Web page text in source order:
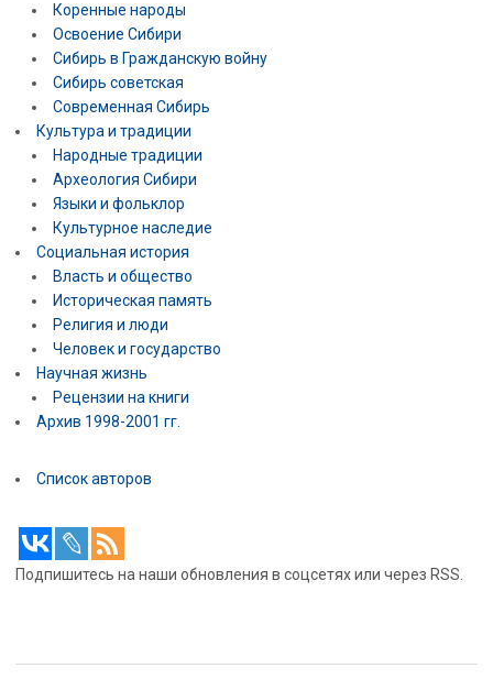
Коренные народы
Освоение Сибири
Сибирь в Гражданскую войну
Сибирь советская
Современная Сибирь
Культура и традиции
Народные традиции
Археология Сибири
Языки и фольклор
Культурное наследие
Социальная история
Власть и общество
Историческая память
Религия и люди
Человек и государство
Научная жизнь
Рецензии на книги
Архив 1998-2001 гг.
Список авторов
Подпишитесь на наши обновления в соцсетях или через RSS.